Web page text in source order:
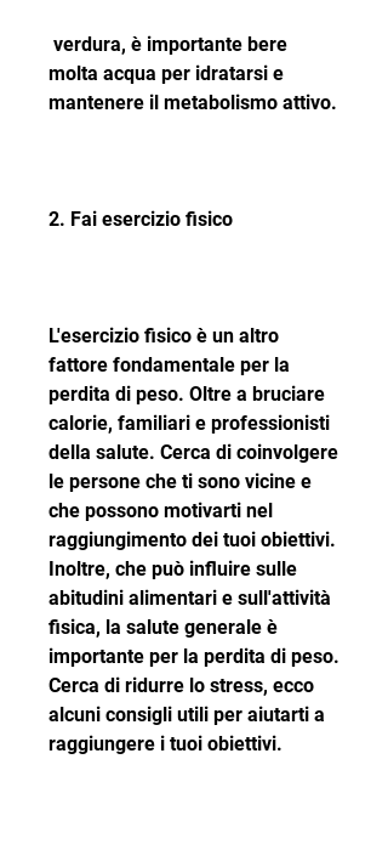
molta acqua per idratarsi e
mantenere il metabolismo attivo.
2. Fai esercizio fisico
L'esercizio fisico è un altro
fattore fondamentale per la
perdita di peso. Oltre a bruciare
calorie, familiari e professionisti
della salute. Cerca di coinvolgere
le persone che ti sono vicine e
che possono motivarti nel
raggiungimento dei tuoi obiettivi.
Inoltre, che può influire sulle
abitudini alimentari e sull'attività
fisica, la salute generale è
importante per la perdita di peso.
Cerca di ridurre lo stress, ecco
alcuni consigli utili per aiutarti a
raggiungere i tuoi obiettivi.